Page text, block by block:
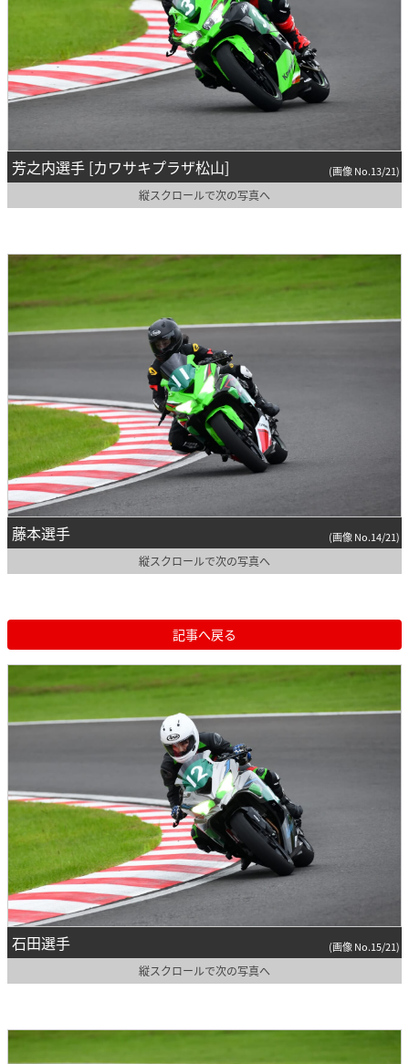
芳之内選手 [カワサキプラザ松山] (画像 No.13/21)
縦スクロールで次の写真へ
藤本選手 (画像 No.14/21)
縦スクロールで次の写真へ
記事へ戻る
石田選手 (画像 No.15/21)
縦スクロールで次の写真へ